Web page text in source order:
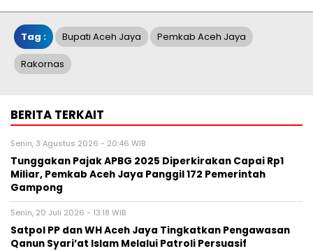
Tag : Bupati Aceh Jaya Pemkab Aceh Jaya
Rakornas
BERITA TERKAIT
Senin, 3 Agustus 2026 - 20:46 WIB
Tunggakan Pajak APBG 2025 Diperkirakan Capai Rp1
Miliar, Pemkab Aceh Jaya Panggil 172 Pemerintah
Gampong
Senin, 20 Juli 2026 - 13:18 WIB
Satpol PP dan WH Aceh Jaya Tingkatkan Pengawasan
Qanun Syari’at Islam Melalui Patroli Persuasif